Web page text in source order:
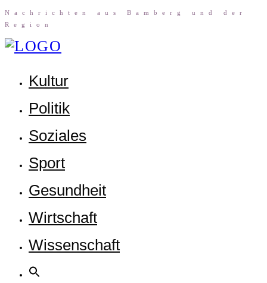
Nach­rich­ten aus Bam­berg und der
Region
Kul­tur
Poli­tik
Sozia­les
Sport
Gesund­heit
Wirt­schaft
Wis­sen­schaft